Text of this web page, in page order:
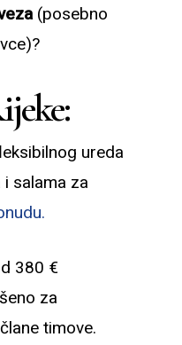
(posebno
ureda
salama za
380 €
za
timove.